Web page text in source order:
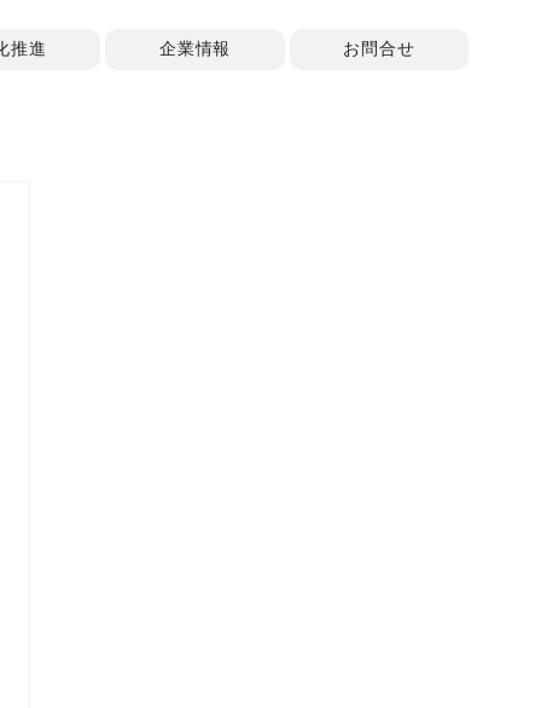
推進 企業情報 お問合せ